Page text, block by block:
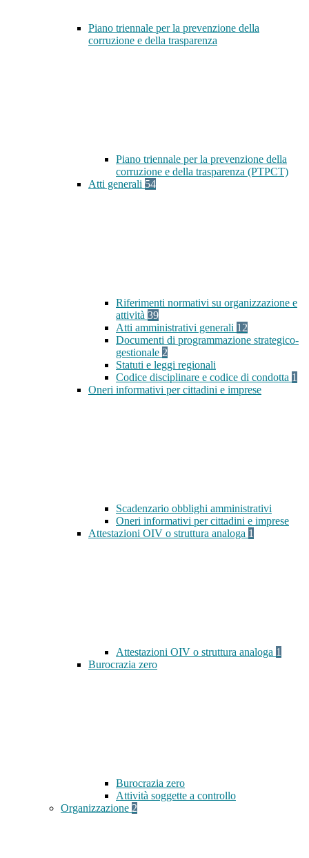
Piano triennale per la prevenzione della
corruzione e della trasparenza
Piano triennale per la prevenzione della
corruzione e della trasparenza (PTPCT)
Atti generali 54
Riferimenti normativi su organizzazione e
attività 39
Atti amministrativi generali 12
Documenti di programmazione strategico-
gestionale 2
Statuti e leggi regionali
Codice disciplinare e codice di condotta 1
Oneri informativi per cittadini e imprese
Scadenzario obblighi amministrativi
Oneri informativi per cittadini e imprese
Attestazioni OIV o struttura analoga 1
Attestazioni OIV o struttura analoga 1
Burocrazia zero
Burocrazia zero
Attività soggette a controllo
Organizzazione 2